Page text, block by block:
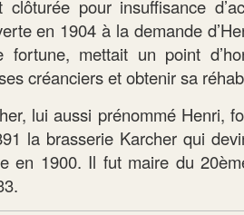
clôturée pour insuffisance
en 1904 à la demande
fortune, mettait un point
créanciers et obtenir sa
lui aussi prénommé Henri,
la brasserie Karcher qui
en 1900. Il fut maire du